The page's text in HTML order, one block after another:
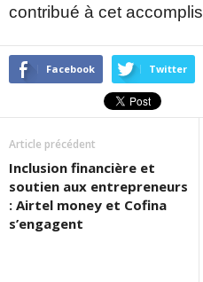
contribué à cet
Facebook Twitter
Article précédent
Inclusion financière et
soutien aux entrepreneurs
: Airtel money et Cofina
s’engagent